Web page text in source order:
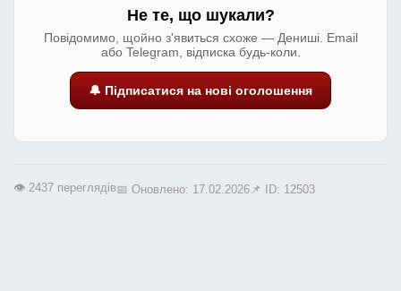
Не те, що шукали?
Повідомимо, щойно з'явиться схоже — Дениші. Email
або Telegram, відписка будь-коли.
🔔 Підписатися на нові оголошення
👁️ 2437 переглядів📅 Оновлено: 17.02.2026 📌 ID: 12503